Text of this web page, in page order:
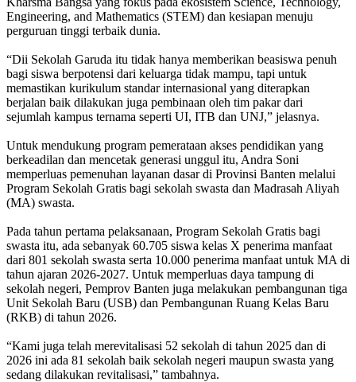
Engineering, and Mathematics (STEM) dan kesiapan menuju
perguruan tinggi terbaik dunia.
‎“Dii Sekolah Garuda itu tidak hanya memberikan beasiswa penuh
bagi siswa berpotensi dari keluarga tidak mampu, tapi untuk
memastikan kurikulum standar internasional yang diterapkan
berjalan baik dilakukan juga pembinaan oleh tim pakar dari
sejumlah kampus ternama seperti UI, ITB dan UNJ,” jelasnya.
‎Untuk mendukung program pemerataan akses pendidikan yang
berkeadilan dan mencetak generasi unggul itu, Andra Soni
memperluas pemenuhan layanan dasar di Provinsi Banten melalui
Program Sekolah Gratis bagi sekolah swasta dan Madrasah Aliyah
(MA) swasta.
‎Pada tahun pertama pelaksanaan, Program Sekolah Gratis bagi
swasta itu, ada sebanyak 60.705 siswa kelas X penerima manfaat
dari 801 sekolah swasta serta 10.000 penerima manfaat untuk MA di
tahun ajaran 2026-2027. Untuk memperluas daya tampung di
sekolah negeri, Pemprov Banten juga melakukan pembangunan tiga
Unit Sekolah Baru (USB) dan Pembangunan Ruang Kelas Baru
(RKB) di tahun 2026.
‎“Kami juga telah merevitalisasi 52 sekolah di tahun 2025 dan di
2026 ini ada 81 sekolah baik sekolah negeri maupun swasta yang
sedang dilakukan revitalisasi,” tambahnya.